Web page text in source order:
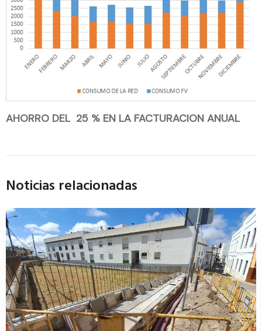
AHORRO DEL 25 % EN LA FACTURACION ANUAL
Noticias relacionadas